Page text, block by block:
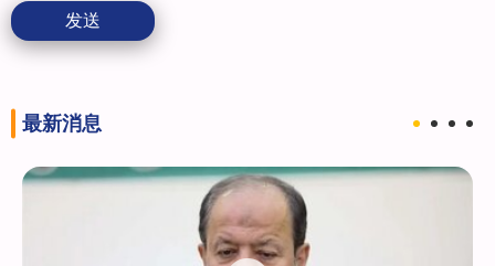
发送
最新消息